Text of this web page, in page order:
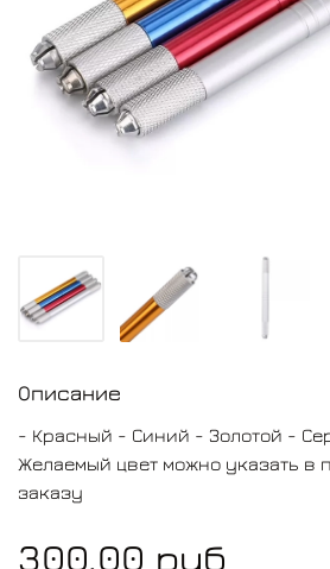
Описание
- Красный - Синий - Золотой -
Желаемый цвет можно указать в
заказу
300.00 руб